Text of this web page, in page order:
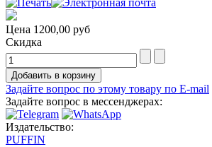
Цена 1200,00 руб
Скидка
Задайте вопрос по этому товару по E-mail
Задайте вопрос в мессенджерах:
Издательство:
PUFFIN